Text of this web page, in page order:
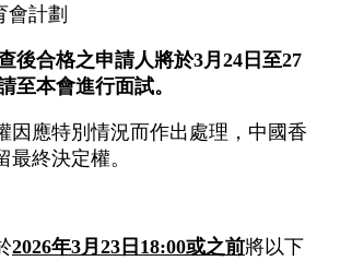
會計劃
後合格之申請人將於3月24日至27
至本會進行面試。
因應特別情況而作出處理，中國香
最終決定權。
2026年3月23日18:00或之前將以下